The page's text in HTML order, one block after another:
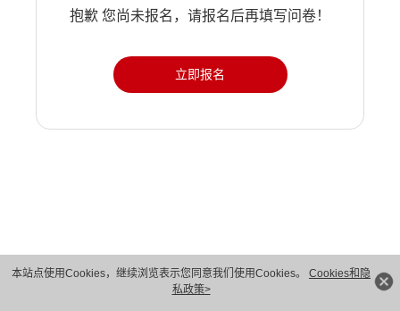
本站点使用Cookies，继续浏览表示您同意我们使用Cookies。 Cookies和隐
私政策>
抱歉 您尚未报名，请报名后再填写问卷！
立即报名
版权所有 © 华为技术有限公司 1998-2026。 保留一切权利。粤A2-20044005号
隐私保护
法律声明